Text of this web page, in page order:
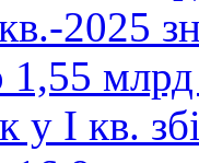
2025
1,55
у І кв.